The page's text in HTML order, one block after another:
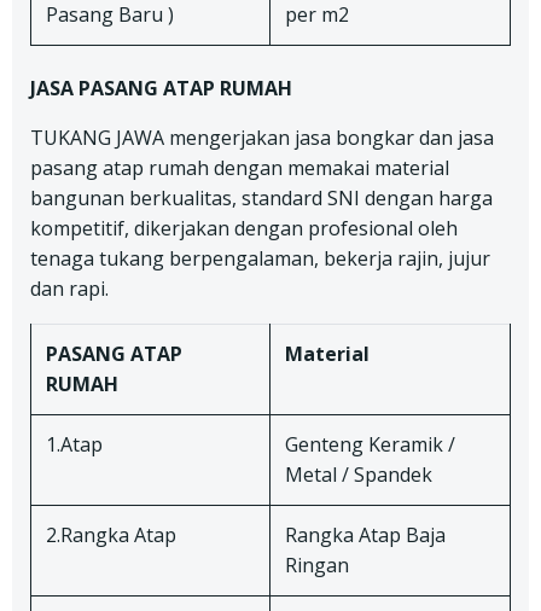
Pasang Baru )
per m2
JASA PASANG ATAP RUMAH
TUKANG JAWA mengerjakan jasa bongkar dan jasa
pasang atap rumah dengan memakai material
bangunan berkualitas, standard SNI dengan harga
kompetitif, dikerjakan dengan profesional oleh
tenaga tukang berpengalaman, bekerja rajin, jujur
dan rapi.
PASANG ATAP
RUMAH
Material
1.Atap
Genteng Keramik /
Metal / Spandek
2.Rangka Atap
Rangka Atap Baja
Ringan